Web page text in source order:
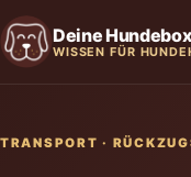
Deine Hundebox
WISSEN FÜR
TRANSPORT ·